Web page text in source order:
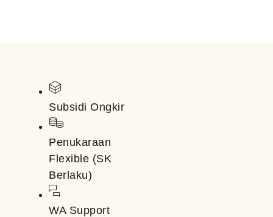
Subsidi Ongkir
Penukaraan
Flexible (SK
Berlaku)
WA Support